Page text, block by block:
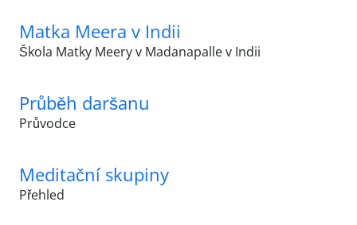
Matka Meera v Indii
Škola Matky Meery v Madanapalle v Indii
Průběh daršanu
Průvodce
Meditační skupiny
Přehled